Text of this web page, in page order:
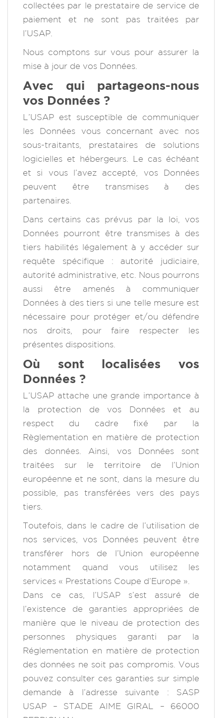
collectées par le prestataire de service de
paiement et ne sont pas traitées par
l’USAP.
Nous comptons sur vous pour assurer la
mise à jour de vos Données.
Avec qui partageons-nous
vos Données ?
L’USAP est susceptible de communiquer
les Données vous concernant avec nos
sous-traitants, prestataires de solutions
logicielles et hébergeurs. Le cas échéant
et si vous l’avez accepté, vos Données
peuvent être transmises à des
partenaires.
Dans certains cas prévus par la loi, vos
Données pourront être transmises à des
tiers habilités légalement à y accéder sur
requête spécifique : autorité judiciaire,
autorité administrative, etc. Nous pourrons
aussi être amenés à communiquer
Données à des tiers si une telle mesure est
nécessaire pour protéger et/ou défendre
nos droits, pour faire respecter les
présentes dispositions.
Où sont localisées vos
Données ?
L’USAP attache une grande importance à
la protection de vos Données et au
respect du cadre fixé par la
Règlementation en matière de protection
des données. Ainsi, vos Données sont
traitées sur le territoire de l’Union
européenne et ne sont, dans la mesure du
possible, pas transférées vers des pays
tiers.
Toutefois, dans le cadre de l’utilisation de
nos services, vos Données peuvent être
transférer hors de l’Union européenne
notamment quand vous utilisez les
services « Prestations Coupe d’Europe ».
Dans ce cas, l’USAP s’est assuré de
l’existence de garanties appropriées de
manière que le niveau de protection des
personnes physiques garanti par la
Réglementation en matière de protection
des données ne soit pas compromis. Vous
pouvez consulter ces garanties sur simple
demande à l’adresse suivante : SASP
USAP – STADE AIME GIRAL – 66000